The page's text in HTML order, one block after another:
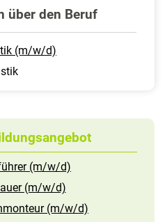
über den Beruf
(m/w/d)
(m/w/d)
(m/w/d)
(m/w/d)